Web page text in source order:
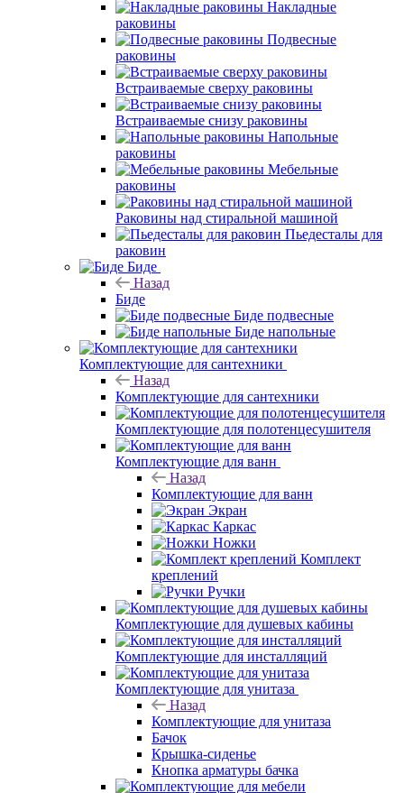
Накладные
раковины
Подвесные
раковины
Встраиваемые сверху раковины
Встраиваемые снизу раковины
Напольные
раковины
Мебельные
раковины
Раковины над стиральной машиной
Пьедесталы для
раковин
Биде
Назад
Биде
Биде подвесные
Биде напольные
Комплектующие для сантехники
Назад
Комплектующие для сантехники
Комплектующие для полотенцесушителя
Комплектующие для ванн
Назад
Комплектующие для ванн
Экран
Каркас
Ножки
Комплект
креплений
Ручки
Комплектующие для душевых кабины
Комплектующие для инсталляций
Комплектующие для унитаза
Назад
Комплектующие для унитаза
Бачок
Крышка-сиденье
Кнопка арматуры бачка